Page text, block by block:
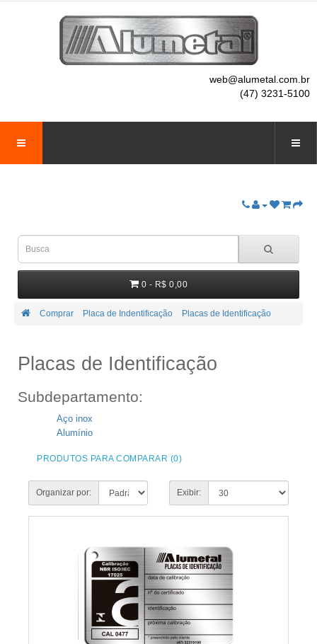
web@alumetal.com.br
(47) 3231-5100
0 - R$ 0,00
Comprar Placa de Indentificação Placas de Identificação
Placas de Identificação
Subdepartamento:
Aço inox
Alumínio
PRODUTOS PARA COMPARAR (0)
Organizar por: Exibir: